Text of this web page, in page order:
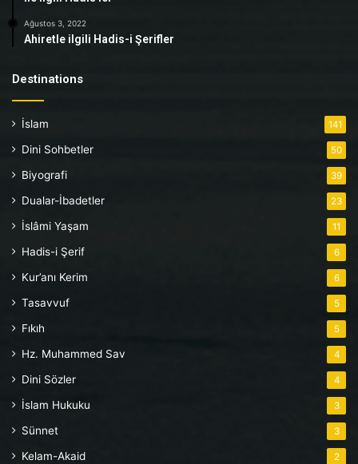
Ağustos 3, 2022
Ahiretle ilgili Hadis-i Şerifler
Destinations
İslam 141
Dini Sohbetler 50
Biyografi 39
Dualar-İbadetler 23
İslâmi Yaşam 11
Hadis-i Şerif 6
Kur’anı Kerim 6
Tasavvuf 5
Fıkıh 5
Hz. Muhammed Sav 4
Dini Sözler 4
İslam Hukuku 3
Sünnet 3
Kelam-Akaid 2